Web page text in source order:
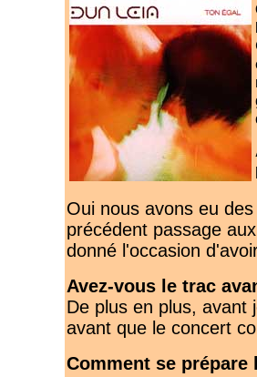
Oui nous avons eu
précédent passage
donné l'occasion
Avez-vous le trac
De plus en plus, avant
avant que le concert
Comment se prépare